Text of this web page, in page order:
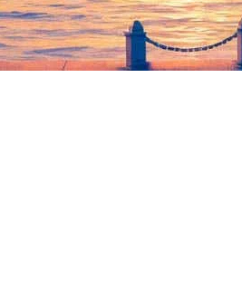
-13 сентября 2015, воскресенье